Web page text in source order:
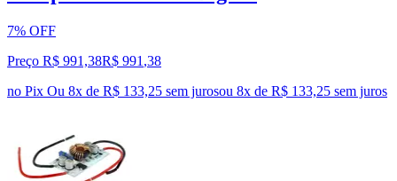
7% OFF
Preço R$ 991,38R$ 991 ,38
no Pix Ou 8x de R$ 133,25 sem jurosou 8x de R$ 133,25 sem juros